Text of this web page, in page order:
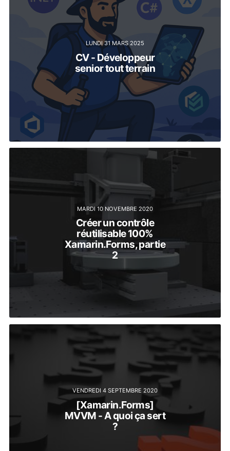
LUNDI 31 MARS 2025
CV - Développeur
senior tout terrain
MARDI 10 NOVEMBRE 2020
Créer un contrôle
réutilisable 100%
Xamarin.Forms, partie
2
VENDREDI 4 SEPTEMBRE 2020
[Xamarin.Forms]
MVVM - A quoi ça sert
?